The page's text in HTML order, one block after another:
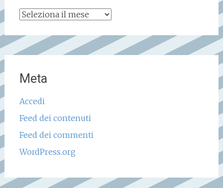
Archivio
Meta
Accedi
Feed dei contenuti
Feed dei commenti
WordPress.org